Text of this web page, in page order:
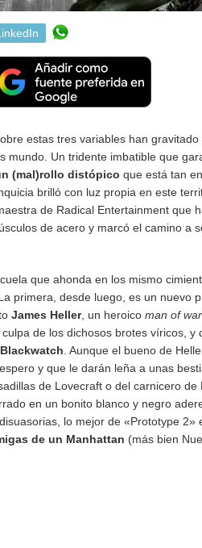
estas tres variables han
mundo. Un tridente imbatible que
(mal)rollo distópico que está tan
brilló con luz propia en este
de Radical Entertainment que
de acero y marcó el camino a
que ahonda en los mismo
primera, desde luego, es un nuevo
James Heller, un heroico man of war
de los dichosos brotes víricos, y
. Aunque el bueno de
y que le darán leña a unas
de Lovecraft o del carnicero de
en un bonito blanco y negro
lo mejor de «Prototype 2»
de un Manhattan (más bien